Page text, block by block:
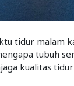
tidur malam
tubuh
kualitas tidur